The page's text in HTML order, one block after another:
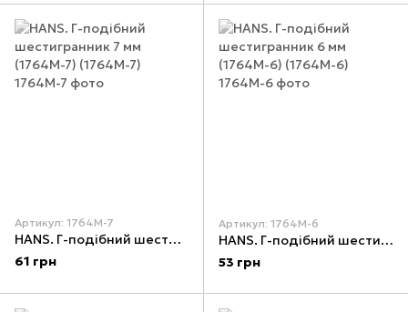
Артикул: 1764М-7
HANS. Г-подібний шестигранник 7 мм (1764M-7) (1764М-7)
61 грн
Артикул: 1764М-6
HANS. Г-подібний шестигранник 6 мм (1764M-6) (1764М-6)
53 грн